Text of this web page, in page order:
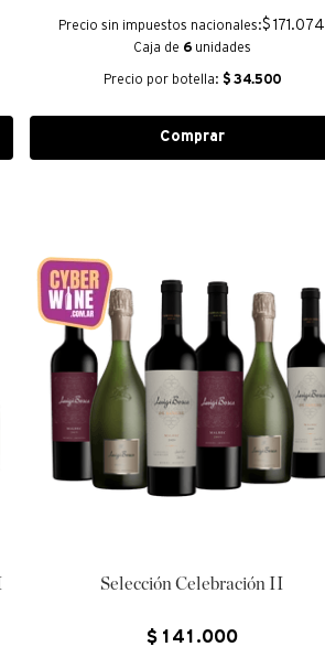
Precio sin impuestos nacionales:$ 171.074
Caja de 6 unidades
Precio por botella: $ 34.500
Comprar
Selección Celebración II
$ 141 .000